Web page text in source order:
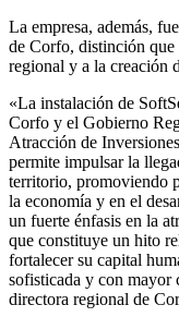
La empresa, además,
de Corfo, distinción que
regional y a la creación
«La instalación de
Corfo y el Gobierno
Atracción de
permite impulsar la
territorio, promoviendo
la economía y en el
un fuerte énfasis en la
que constituye un hito
fortalecer su capital
sofisticada y con mayor
directora regional de